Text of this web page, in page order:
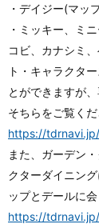
・デイジー(マッ
・ミッキー、ミ
コビ、カナシミ
ト・キャラクタ
とができますが
そちらをご覧く
https://
また、ガーデン
クターダイニン
ップとデールに
https://